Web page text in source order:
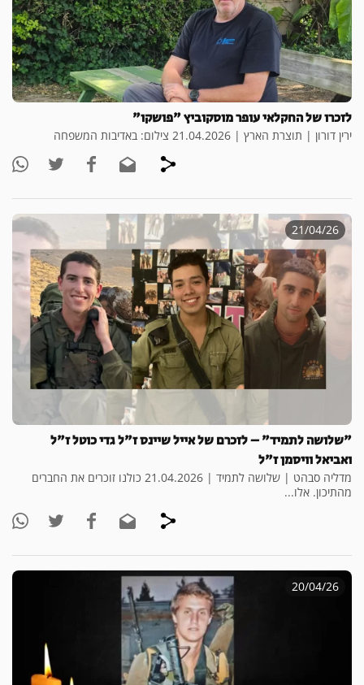
לזכרו של החקלאי עופר מוסקוביץ "פושקו"
ירין דורון | תוצרת הארץ | 21.04.2026 צילום: באדיבות המשפחה
21/04/26
"שלושה לתמיד" – לזכרם של אייל שיינס ז"ל גדי כוטל ז"ל
ואביאל וויסמן ז"ל
מדליה סבהט | שלושה לתמיד | 21.04.2026 כולנו זוכרים את החברים
מהתיכון. אלו...
20/04/26